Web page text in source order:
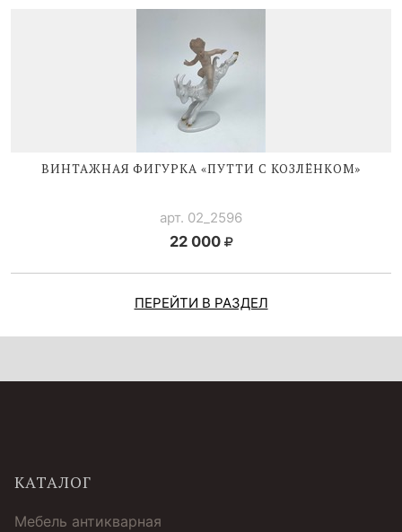
ВИНТАЖНАЯ ФИГУРКА «ПУТТИ С КОЗЛЁНКОМ»
арт. 02_2596
22 000
ПЕРЕЙТИ В РАЗДЕЛ
КАТАЛОГ
Мебель антикварная